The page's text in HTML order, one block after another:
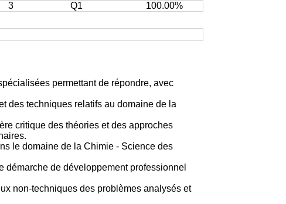
3 Q1 100.00%
permettant de répondre, avec
des techniques relatifs au domaine de la
critique des théories et des approches
le domaine de la Chimie - Science des
de développement professionnel
non-techniques des problèmes analysés et